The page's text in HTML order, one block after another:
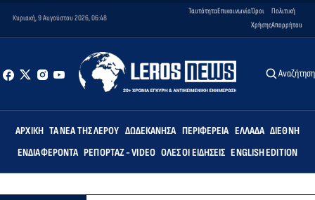
Κυριακή, 9 Αυγούστου 2026, 06:48
ΤαυτότηταΕπικοινωνίαΌροι
Χρήσης
Πολιτική
Απορρήτου
Αναζήτηση
ΑΡΧΙΚΉ ΤΑ ΝΈΑ ΤΗΣ ΛΈΡΟΥ ΔΩΔΕΚΆΝΗΣΑ ΠΕΡΙΦΈΡΕΙΑ ΕΛΛΆΔΑ ΔΙΕΘΝΉ
ΕΝΔΙΑΦΈΡΟΝΤΑ ΡΕΠΟΡΤΆΖ - VIDEO ΌΛΕΣ ΟΙ ΕΙΔΉΣΕΙΣ ENGLISH EDITION